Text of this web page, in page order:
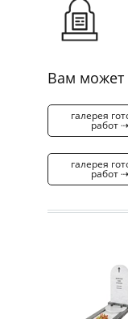
Вам может
галерея
работ ⇢
галерея
работ ⇢